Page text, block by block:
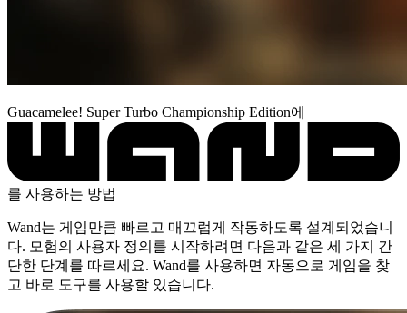
Guacamelee! Super Turbo Championship Edition에
를 사용하는 방법
Wand는 게임만큼 빠르고 매끄럽게 작동하도록 설계되었습니
다. 모험의 사용자 정의를 시작하려면 다음과 같은 세 가지 간
단한 단계를 따르세요. Wand를 사용하면 자동으로 게임을 찾
고 바로 도구를 사용할 있습니다.